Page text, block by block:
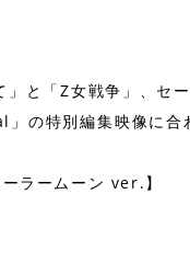
と「Z女戦争」、セ
の特別編集映像に
ラームーン ver.】